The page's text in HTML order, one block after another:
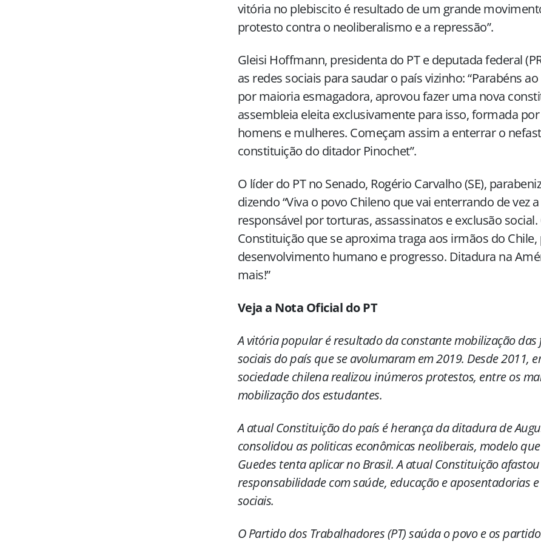
vitória no plebiscito é resultado de um grande
protesto contra o neoliberalismo e a repressão”.
Gleisi Hoffmann, presidenta do PT e deputada federal
as redes sociais para saudar o país vizinho: “Parabéns
por maioria esmagadora, aprovou fazer uma nova
assembleia eleita exclusivamente para isso, formada
homens e mulheres. Começam assim a enterrar o
constituição do ditador Pinochet”.
O líder do PT no Senado, Rogério Carvalho (SE),
dizendo “Viva o povo Chileno que vai enterrando de vez
responsável por torturas, assassinatos e exclusão social.
Constituição que se aproxima traga aos irmãos do
desenvolvimento humano e progresso. Ditadura na
mais!”
Veja a Nota Oficial do PT
A vitória popular é resultado da constante mobilização das
sociais do país que se avolumaram em 2019. Desde 2011,
sociedade chilena realizou inúmeros protestos, entre os
mobilização dos estudantes.
A atual Constituição do país é herança da ditadura de
consolidou as politicas econômicas neoliberais, modelo
Guedes tenta aplicar no Brasil. A atual Constituição
responsabilidade com saúde, educação e aposentadorias
sociais.
O Partido dos Trabalhadores (PT) saúda o povo e os